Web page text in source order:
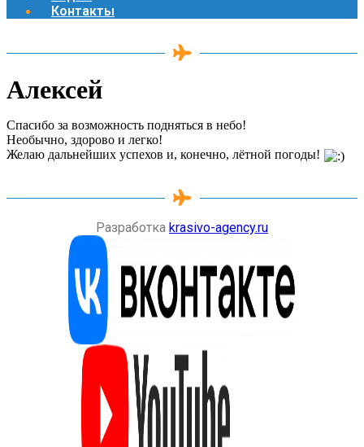
Контакты
Алексей
Спасибо за возможность подняться в небо!
Необычно, здорово и легко!
Желаю дальнейших успехов и, конечно, лётной погоды!
Разработка krasivo-agency.ru